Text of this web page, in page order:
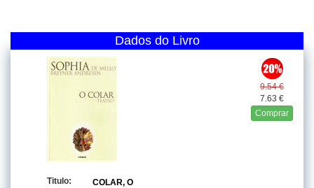
Dados do Livro
9.54 €
7.63 €
Comprar
Titulo:
COLAR, O